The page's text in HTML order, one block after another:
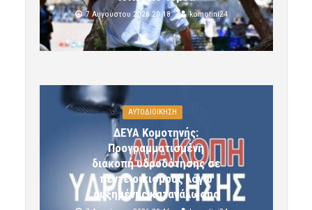
7 Αυγούστου 2026 20:18 komotini24
ΑΥΤΟΔΙΟΙΚΗΣΗ
ΔΕΥΑ Κομοτηνής:
Προγραμματισμένη
διακοπή υδροδότησης σε
πέντε οικισμούς λόγω
αυξημένης κατανάλωσης